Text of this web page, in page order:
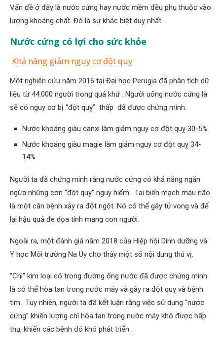
Vấn đề ở đây là nước cứng hay nước mềm đều phụ thuộc vào
lượng khoáng chất. Đó là sự khác biệt duy nhất.
Nước cứng có lợi cho sức khỏe
Khả năng giảm nguy cơ đột quỵ
Một nghiên cứu năm 2016 tại Đại học Perugia đã phân tích dữ
liệu từ 44.000 người trong quá khứ . Người uống nước cứng là
sẽ có nguy cơ bị “đột quỵ” thấp đã được chứng minh.
Nước khoáng giàu canxi làm giảm nguy cơ đột quỵ 30-5%
Nước khoáng giàu magie làm giảm nguy cơ đột quỵ 34-
14%
Người ta đã chứng minh rằng nước cứng có khả năng ngăn
ngừa những cơn “đột quỵ” nguy hiểm . Tai biến mạch máu não
là một căn bệnh xảy ra đột ngột. Nó có thể gây tử vong và để
lại hậu quả đe dọa tính mạng con người.
Ngoài ra, một đánh giá năm 2018 của Hiệp hội Dinh dưỡng và
Y học Môi trường Na Uy cho thấy một số nội dung thú vị.
“Chì” kim loại có trong đường ống nước đã được chứng minh
là có thể hòa tan trong nước máy và gây ra đột quỵ và bệnh
tim . Tuy nhiên, người ta đã kết luận rằng việc sử dụng “nước
cứng” khiến lượng chì hòa tan trong nước máy khó được hấp
thụ, khiến các bệnh đó khó phát triển .